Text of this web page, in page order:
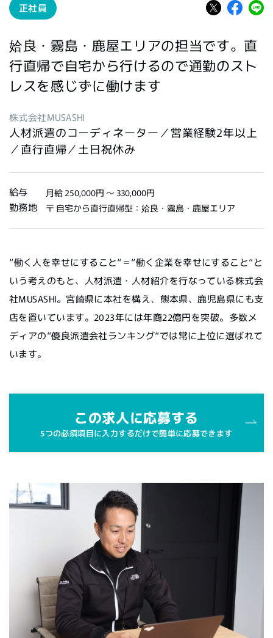
正社員
姶良・霧島・鹿屋エリアの担当です。直
行直帰で自宅から行けるので通勤のスト
レスを感じずに働けます
株式会社MUSASHI
人材派遣のコーディネーター／営業経験2年以上
／直行直帰／土日祝休み
給与 月給 250,000円 〜 330,000円
勤務地 〒 自宅から直行直帰型：姶良・霧島・鹿屋エリア
“働く人を幸せにすること“＝“働く企業を幸せにすること“と
いう考えのもと、人材派遣・人材紹介を行なっている株式会
社MUSASHI。宮崎県に本社を構え、熊本県、鹿児島県にも支
店を置いています。2023年には年商22億円を突破。多数メ
ディアの“優良派遣会社ランキング“では常に上位に選ばれて
います。
この求人に応募する
5つの必須項目に入力するだけで簡単に応募できます